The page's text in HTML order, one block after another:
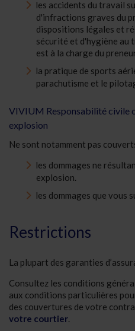
les accidents du travail
d'infractions graves du
dispositions légales et
sécurité et d'hygiène au
est à la charge du
la pratique de sports
parachutisme et le
VIVIUM Responsabilité civile
explosion
Ne sont notamment pas
les dommages ne
explosion.
les dommages que vous
Restrictions
La plupart des garanties
Consultez les conditions
aux conditions particulières
des couvertures de votre
votre courtier.